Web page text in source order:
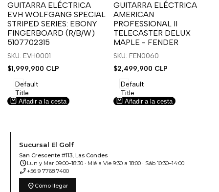
para
usar
la
lista
deseos.
para
usar
Compare
GUITARRA ELÉCTRICA
EVH WOLFGANG SPECIAL
STRIPED SERIES: EBONY
FINGERBOARD (R/B/W)
5107702315
SKU: EVH0001
Precio
venta
$1,999,900 CLP
Default
Title
Añadir a la cesta
para
usar
la
lista
deseos.
para
usar
Compare
GUITARRA ELÉCTRICA
AMERICAN
PROFESSIONAL II
TELECASTER DELUX
MAPLE - FENDER
SKU: FEN0060
Precio
venta
$2,499,900 CLP
Default
Title
Añadir a la cesta
Sucursal El Golf
San Crescente #113, Las Condes
scheduleLun y Mar 09:00–18:30 · Mié a Vie 9:30 a 18:00 · Sáb 10:30–14:00
phone_enabled +56 9 7768 7400
location_on Cómo llegar